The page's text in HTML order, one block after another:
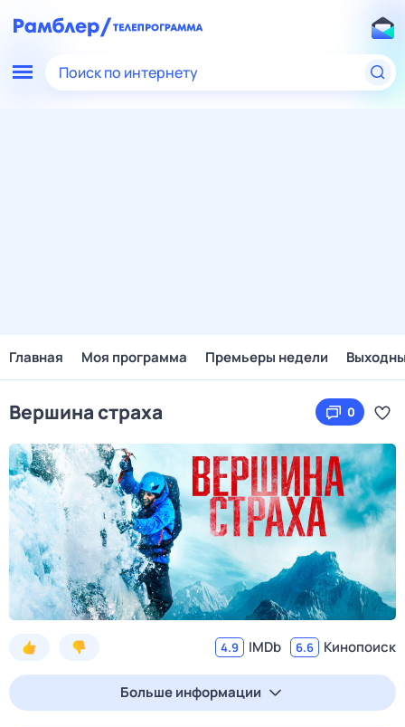
Поиск по интернету
Главная Моя программа Премьеры недели
Вершина страха 0
4.9 IMDb 6.6 Кинопоиск
Больше информации